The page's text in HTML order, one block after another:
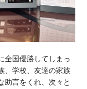
全国優勝してしまっ
、学校、友達の家族
助言をくれ、次々と